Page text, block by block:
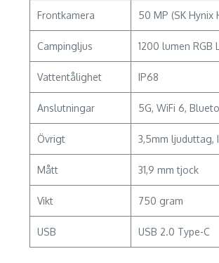
Frontkamera 50 MP (SK
Campingljus 1200 lumen RGB
Vattentålighet IP68
Anslutningar 5G, WiFi 6,
Övrigt 3,5mm ljuduttag,
Mått 31,9 mm tjock
Vikt 750 gram
USB USB 2.0 Type-C